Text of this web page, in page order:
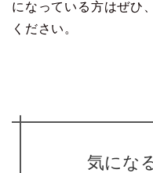
になっている方はぜひ
ください。
気にな